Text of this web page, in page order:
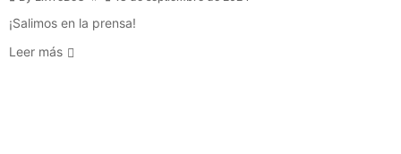
¡Salimos en la prensa!
Leer más